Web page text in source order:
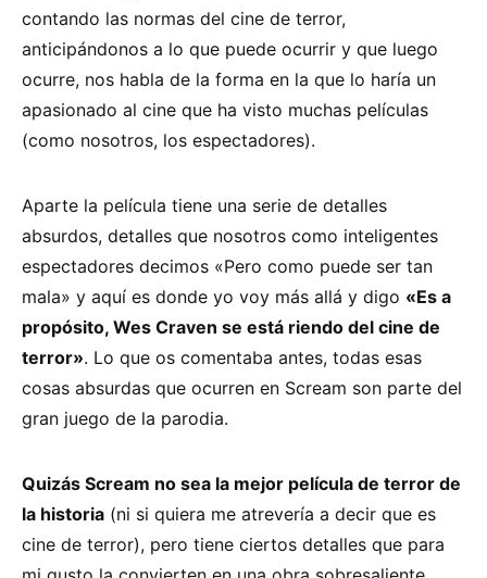
contando las normas del cine de terror,
anticipándonos a lo que puede ocurrir y que luego
ocurre, nos habla de la forma en la que lo haría un
apasionado al cine que ha visto muchas películas
(como nosotros, los espectadores).
Aparte la película tiene una serie de detalles
absurdos, detalles que nosotros como inteligentes
espectadores decimos «Pero como puede ser tan
mala» y aquí es donde yo voy más allá y digo «Es a
propósito, Wes Craven se está riendo del cine de
terror». Lo que os comentaba antes, todas esas
cosas absurdas que ocurren en Scream son parte del
gran juego de la parodia.
Quizás Scream no sea la mejor película de terror de
la historia (ni si quiera me atrevería a decir que es
cine de terror), pero tiene ciertos detalles que para